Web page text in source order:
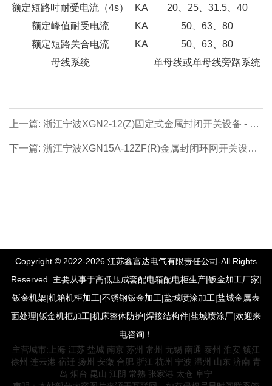
额定短路时耐受电流（4s）
KA
20、25、31.5、40
额定峰值耐受电流
KA
50、63、80
额定短路关合电流
KA
50、63、80
母线系统
单母线或单母线旁路系统
上一篇: 浙江宁波XGN2-12(Z)固定式金属封闭开关设备 - 浙
江宁波高压成套系列【价格 厂家 公司】- 浙江宁波专业生产
下一篇: 浙江宁波XGN15A-12ZF(R)金属封闭环网开关设备 -
Copyright © 2022-2026 江苏鑫富达电气有限责任公司-All Rights
Reserved. 主要从事于高低压成套配电箱配电柜生产|钣金加工厂家|
钣金机架|机箱机柜加工|不锈钢钣金加工|盐城喷涂加工|盐城金属表
面处理|钣金机柜加工|机床整体防护|焊接结构件|盐城喷涂厂|欢迎来
电咨询！
主营城市: 上海 江苏 盐城 南京 苏州 常州 无锡 南通 泰州 淮安 镇江
徐州 连云港 宿迁 扬州 安徽 合肥 浙江 杭州 宁波 温州 山东 济南 青
岛 烟台 昆山 江阴 常熟 张家港 太仓 阜宁